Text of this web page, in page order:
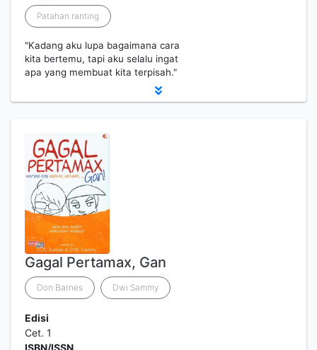
Patahan.ranting
"Kadang aku lupa bagaimana cara
kita bertemu, tapi aku selalu ingat
apa yang membuat kita terpisah."
Gagal Pertamax, Gan
Don Barnes Dwi Sammy
Edisi
Cet. 1
ISBN/ISSN